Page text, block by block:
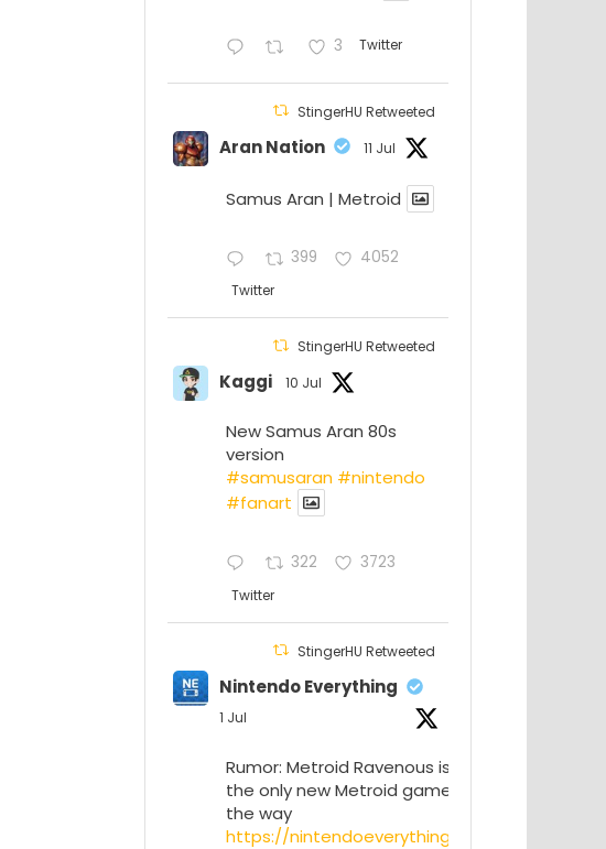
3 Twitter
StingerHU Retweeted
Aran Nation 11 Jul
Samus Aran | Metroid
399 4052
Twitter
StingerHU Retweeted
Kaggi 10 Jul
New Samus Aran 80s
version
#samusaran #nintendo
#fanartㅤㅤㅤㅤ
322 3723
Twitter
StingerHU Retweeted
Nintendo Everything
1 Jul
Rumor: Metroid Ravenous isn’t
the only new Metroid game on
the way
https://nintendoeverything.com/rumor-